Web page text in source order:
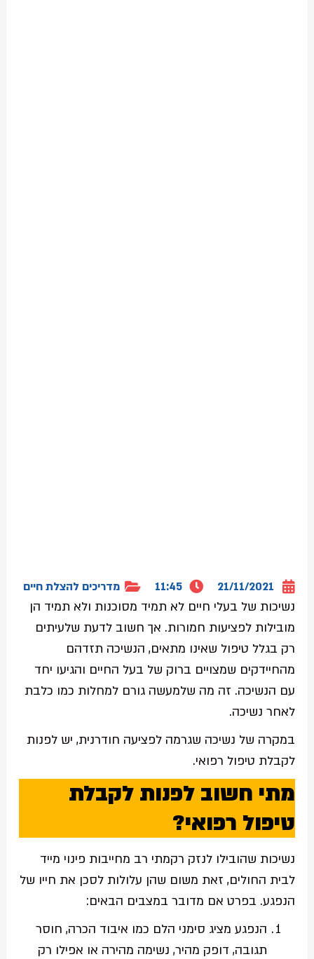
21/11/2021
11:45 מדריכים להצלת חיים
נשיכות של בעלי חיים לא תמיד מסוכנות ולא תמיד הן
מובילות לפציעות חמורות. אך חשוב לדעת שלעיתים
רק בגלל טיפול שאינו מתאים, הנשיכה תזדהם
מהחיידקים שמצויים ברוק של בעל החיים והגיעו יחד
עם הנשיכה. זה מה שלמעשה גורם למחלות כמו כלבת
לאחר נשיכה.
במקרה של נשיכה שגרמה לפציעה חודרנית, יש לפנות
לקבלת טיפול רפואי.
מתי חשוב לפנות לקבלת
טיפול רפואי?
נשיכות שהובילו לנזק רקמתי רב מחייבות פינוי מייד
לבית החולים, זאת משום שהן עלולות לסכן את חייו של
הנפגע. בפרט אם מדובר במצבים הבאים:
הנפגע מציג סימני הלם כמו איבוד הכרה, חוסר
תגובה, דופק מהיר, נשימה מהירה או אפילו רק